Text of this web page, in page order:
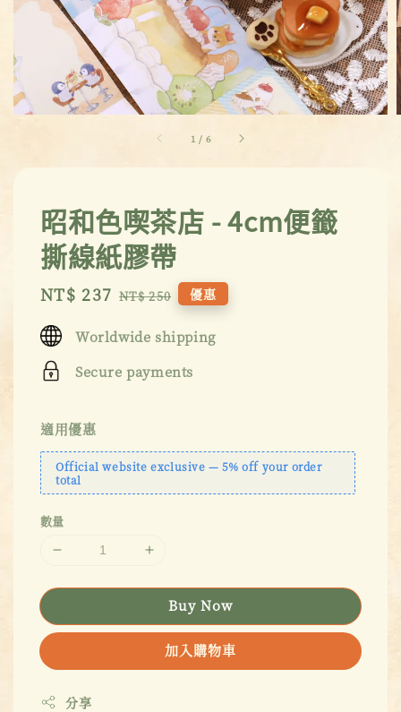
1 / 6
昭和色喫茶店 - 4cm便籤
撕線紙膠帶
Sale
NT$ 237 Regular
NT$ 250 優惠
Worldwide shipping
Secure payments
適用優惠
Official website exclusive — 5% off your order
total
數量
Buy Now
加入購物車
分享